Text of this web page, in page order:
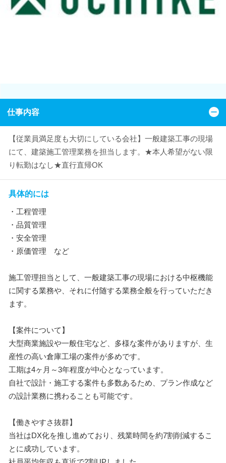
仕事内容
【従業員満足度も大切にしている会社】一般建築工事の現場
にて、建築施工管理業務を担当します。★本人希望がない限
り転勤はなし★直行直帰OK
具体的には
・工程管理
・品質管理
・安全管理
・原価管理 など
施工管理担当として、一般建築工事の現場における中枢機能
に関する業務や、それに付随する業務全般を行っていただき
ます。
【案件について】
大型商業施設や一般住宅など、多様な案件がありますが、生
産性の高い倉庫工場の案件が多めです。
工期は4ヶ月～3年程度が中心となっています。
自社で設計・施工する案件も多数あるため、プラン作成など
の設計業務に携わることも可能です。
【働きやすさ抜群】
当社はDX化を推し進めており、残業時間を約7割削減するこ
とに成功しています。